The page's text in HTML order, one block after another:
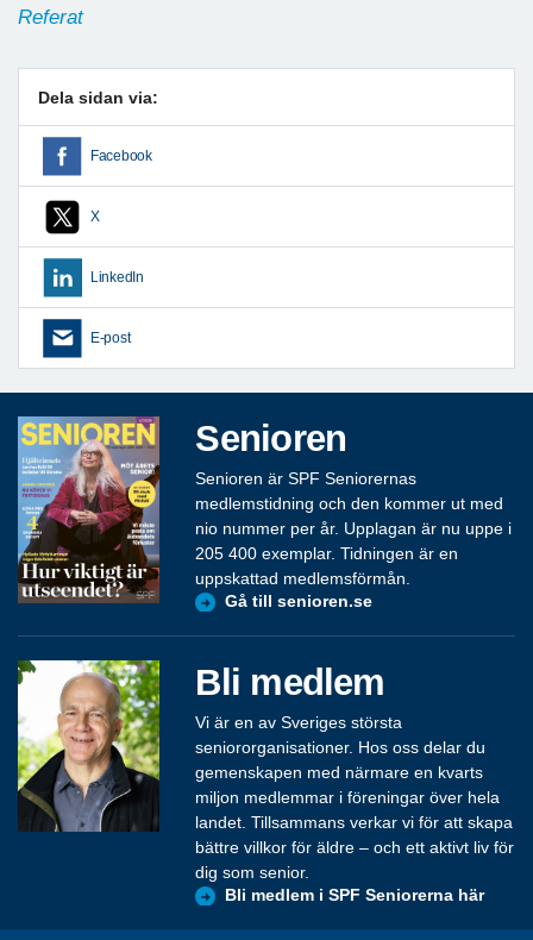
Referat
Dela sidan via:
Facebook
X
LinkedIn
E-post
Senioren
Senioren är SPF Seniorernas
medlemstidning och den kommer ut med
nio nummer per år. Upplagan är nu uppe i
205 400 exemplar. Tidningen är en
uppskattad medlemsförmån.
Gå till senioren.se
Bli medlem
Vi är en av Sveriges största
seniororganisationer. Hos oss delar du
gemenskapen med närmare en kvarts
miljon medlemmar i föreningar över hela
landet. Tillsammans verkar vi för att skapa
bättre villkor för äldre – och ett aktivt liv för
dig som senior.
Bli medlem i SPF Seniorerna här